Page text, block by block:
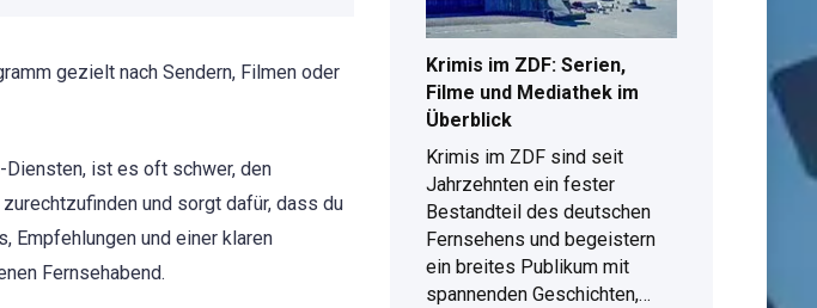
gezielt nach Sendern, Filmen oder
Diensten, ist es oft schwer, den
und sorgt dafür, dass du
Empfehlungen und einer klaren
Fernsehabend.
Krimis im ZDF: Serien,
Filme und Mediathek im
Überblick
Krimis im ZDF sind seit
Jahrzehnten ein fester
Bestandteil des deutschen
Fernsehens und begeistern
ein breites Publikum mit
spannenden Geschichten,…